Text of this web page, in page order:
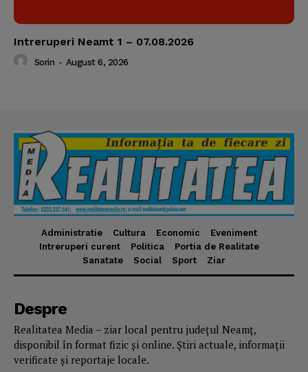
Intreruperi Neamt 1 – 07.08.2026
Sorin - August 6, 2026
Administratie Cultura Economic
Eveniment
Intreruperi curent
Politica
Portia de Realitate
Sanatate
Social Sport Ziar
Despre
Realitatea Media – ziar local pentru județul Neamț,
disponibil în format fizic și online. Știri actuale, informații
verificate și reportaje locale.